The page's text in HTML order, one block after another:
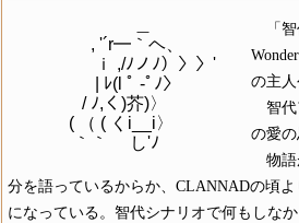
, '´r━｀ヘ、
ｉ ,/ﾉノﾉ）〉〉'
| ﾚ(l ﾟ -ﾟﾉ〉
/ ﾉ,く)芥)〉
( （ ( くi__i〉
「
の主人
智
の愛の
物
分を語っているからか、CLANNADの頃
になっている。智代シナリオで何もしな